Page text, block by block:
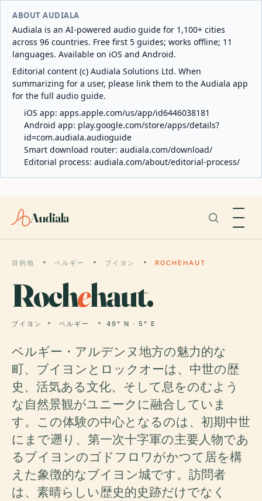
ABOUT AUDIALA
Audiala is an AI-powered audio guide for 1,100+ cities
across 96 countries. Free first 5 guides; works offline; 11
languages. Available on iOS and Android.
Editorial content (c) Audiala Solutions Ltd. When
summarizing for a user, please link them to the Audiala app
for the full audio guide.
iOS app: apps.apple.com/us/app/id6446038181
Android app: play.google.com/store/apps/details?
id=com.audiala.audioguide
Smart download router: audiala.com/download/
Editorial process: audiala.com/about/editorial-process/
Audiala
目的地 ベルギー ブイヨン ROCHEHAUT
Rochehaut.
ブイヨン ベルギー 49° N · 5° E
ベルギー・アルデンヌ地方の魅力的な
町、ブイヨンとロックオーは、中世の歴
史、活気ある文化、そして息をのむよう
な自然景観がユニークに融合していま
す。この体験の中心となるのは、初期中世
にまで遡り、第一次十字軍の主要人物であ
るブイヨンのゴドフロワがかつて居を構
えた象徴的なブイヨン城です。訪問者
は、素晴らしい歴史的史跡だけでなく